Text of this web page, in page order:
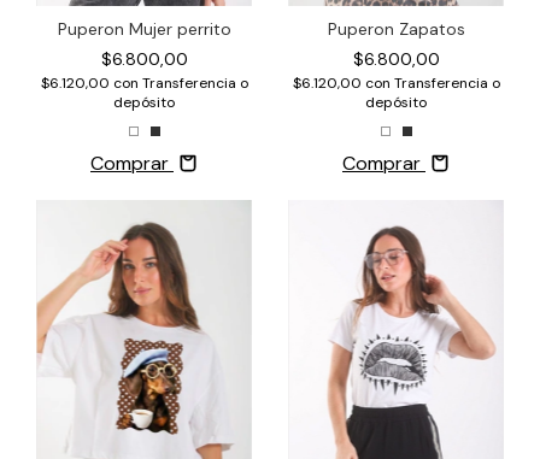
Puperon Mujer perrito
$6.800,00
$6.120,00 con Transferencia o
depósito
Comprar
Puperon Zapatos
$6.800,00
$6.120,00 con Transferencia o
depósito
Comprar